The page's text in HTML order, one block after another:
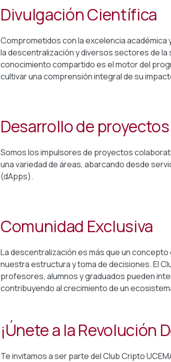
Divulgación Científica
Comprometidos con la excelencia
la descentralización y diversos sectores de
conocimiento compartido es el motor del
cultivar una comprensión integral de su
Desarrollo de
Somos los impulsores de proyectos
una variedad de áreas, abarcando desde
(dApps).
Comunidad Exclusiva
La descentralización es más que un
nuestra estructura y toma de decisiones. El
profesores, alumnos y graduados pueden
contribuyendo al crecimiento de un
¡Únete a la Revolución
Te invitamos a ser parte del Club Cripto